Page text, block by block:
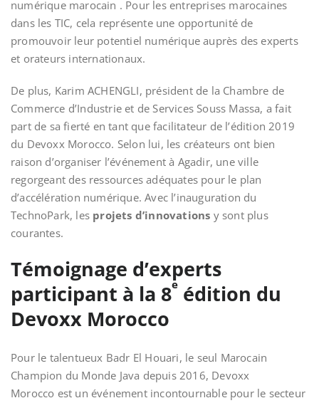
numérique marocain . Pour les entreprises marocaines
dans les TIC, cela représente une opportunité de
promouvoir leur potentiel numérique auprès des experts
et orateurs internationaux.
De plus, Karim ACHENGLI, président de la Chambre de
Commerce d’Industrie et de Services Souss Massa, a fait
part de sa fierté en tant que facilitateur de l’édition 2019
du Devoxx Morocco. Selon lui, les créateurs ont bien
raison d’organiser l’événement à Agadir, une ville
regorgeant des ressources adéquates pour le plan
d’accélération numérique. Avec l’inauguration du
TechnoPark, les projets d’innovations y sont plus
courantes.
Témoignage d’experts
participant à la 8e édition du
Devoxx Morocco
Pour le talentueux Badr El Houari, le seul Marocain
Champion du Monde Java depuis 2016, Devoxx
Morocco est un événement incontournable pour le secteur